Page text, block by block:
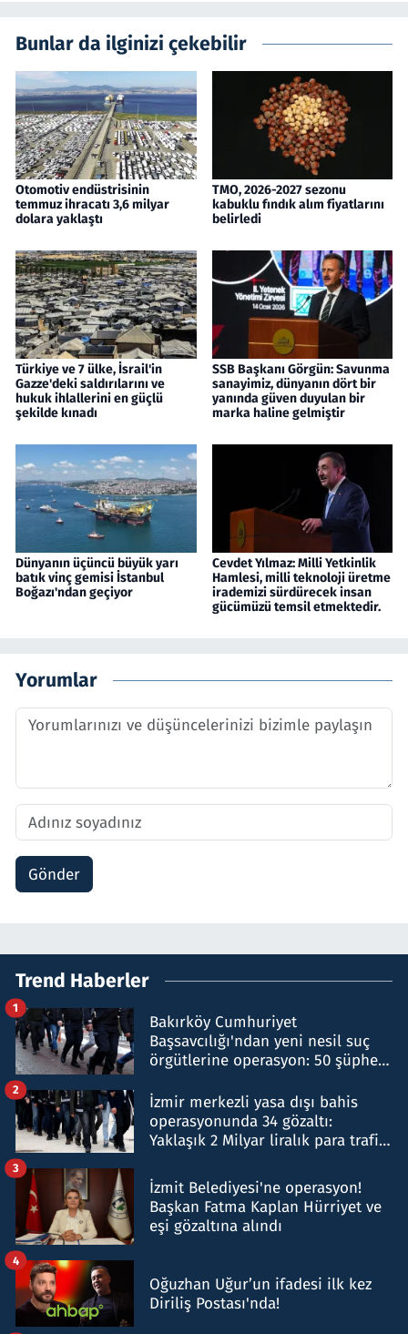
Bunlar da ilginizi çekebilir
Otomotiv endüstrisinin
temmuz ihracatı 3,6 milyar
dolara yaklaştı
TMO, 2026-2027 sezonu
kabuklu fındık alım fiyatlarını
belirledi
Türkiye ve 7 ülke, İsrail'in
Gazze'deki saldırılarını ve
hukuk ihlallerini en güçlü
şekilde kınadı
SSB Başkanı Görgün: Savunma
sanayimiz, dünyanın dört bir
yanında güven duyulan bir
marka haline gelmiştir
Dünyanın üçüncü büyük yarı
batık vinç gemisi İstanbul
Boğazı'ndan geçiyor
Cevdet Yılmaz: Milli Yetkinlik
Hamlesi, milli teknoloji üretme
irademizi sürdürecek insan
gücümüzü temsil etmektedir.
Yorumlar
Gönder
Trend Haberler
Bakırköy Cumhuriyet
Başsavcılığı'ndan yeni nesil suç
örgütlerine operasyon: 50 şüpheli
1
İzmir merkezli yasa dışı bahis
operasyonunda 34 gözaltı:
Yaklaşık 2 Milyar liralık para trafiği
2
İzmit Belediyesi'ne operasyon!
Başkan Fatma Kaplan Hürriyet ve
eşi gözaltına alındı
3
Oğuzhan Uğur’un ifadesi ilk kez
Diriliş Postası'nda!
4